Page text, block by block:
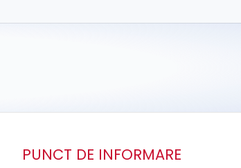
PUNCT DE INFORMARE